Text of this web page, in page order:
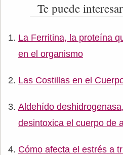
Te puede
La Ferritina, la proteína
en el organismo
Las Costillas en el
Aldehído
desintoxica el cuerpo de
Cómo afecta el estrés a